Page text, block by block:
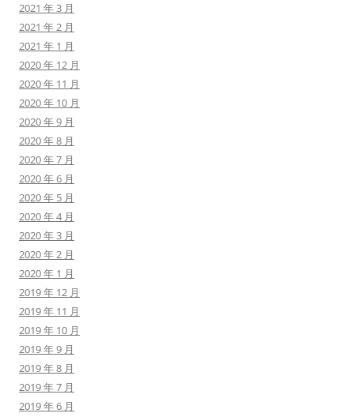
2021 年 3 月
2021 年 2 月
2021 年 1 月
2020 年 12 月
2020 年 11 月
2020 年 10 月
2020 年 9 月
2020 年 8 月
2020 年 7 月
2020 年 6 月
2020 年 5 月
2020 年 4 月
2020 年 3 月
2020 年 2 月
2020 年 1 月
2019 年 12 月
2019 年 11 月
2019 年 10 月
2019 年 9 月
2019 年 8 月
2019 年 7 月
2019 年 6 月